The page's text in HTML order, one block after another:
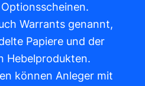
Warrants genannt,
Papiere und der
Hebelprodukten.
können Anleger mit